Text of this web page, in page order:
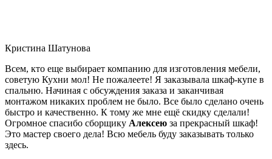
Кристина Шатунова
Всем, кто еще выбирает компанию для изготовления мебели,
советую Кухни мол! Не пожалеете! Я заказывала шкаф-купе в
спальню. Начиная с обсуждения заказа и заканчивая
монтажом никаких проблем не было. Все было сделано очень
быстро и качественно. К тому же мне ещё скидку сделали!
Огромное спасибо сборщику Алексею за прекрасный шкаф!
Это мастер своего дела! Всю мебель буду заказывать только
здесь.